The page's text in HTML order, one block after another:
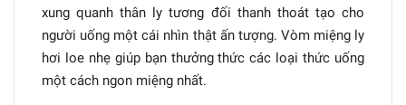
xung quanh thân ly tương đối thanh thoát tạo cho
người uống một cái nhìn thật ấn tượng. Vòm miệng ly
hơi loe nhẹ giúp bạn thưởng thức các loại thức uống
một cách ngon miệng nhất.